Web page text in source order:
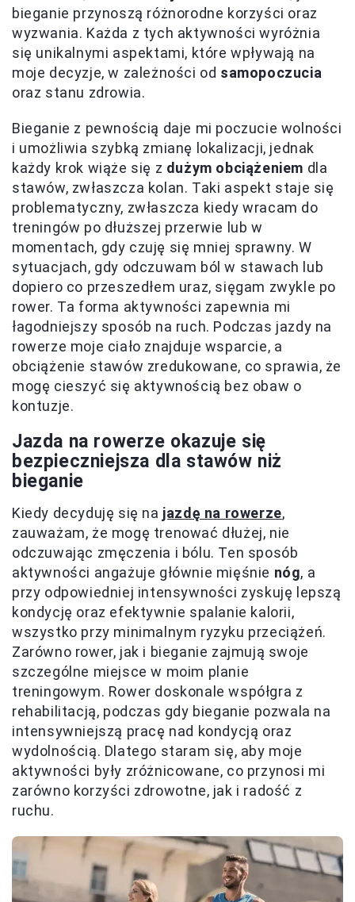
bieganie przynoszą różnorodne korzyści oraz
wyzwania. Każda z tych aktywności wyróżnia
się unikalnymi aspektami, które wpływają na
moje decyzje, w zależności od samopoczucia
oraz stanu zdrowia.
Bieganie z pewnością daje mi poczucie wolności
i umożliwia szybką zmianę lokalizacji, jednak
każdy krok wiąże się z dużym obciążeniem dla
stawów, zwłaszcza kolan. Taki aspekt staje się
problematyczny, zwłaszcza kiedy wracam do
treningów po dłuższej przerwie lub w
momentach, gdy czuję się mniej sprawny. W
sytuacjach, gdy odczuwam ból w stawach lub
dopiero co przeszedłem uraz, sięgam zwykle po
rower. Ta forma aktywności zapewnia mi
łagodniejszy sposób na ruch. Podczas jazdy na
rowerze moje ciało znajduje wsparcie, a
obciążenie stawów zredukowane, co sprawia, że
mogę cieszyć się aktywnością bez obaw o
kontuzje.
Jazda na rowerze okazuje się
bezpieczniejsza dla stawów niż
bieganie
Kiedy decyduję się na jazdę na rowerze,
zauważam, że mogę trenować dłużej, nie
odczuwając zmęczenia i bólu. Ten sposób
aktywności angażuje głównie mięśnie nóg, a
przy odpowiedniej intensywności zyskuję lepszą
kondycję oraz efektywnie spalanie kalorii,
wszystko przy minimalnym ryzyku przeciążeń.
Zarówno rower, jak i bieganie zajmują swoje
szczególne miejsce w moim planie
treningowym. Rower doskonale współgra z
rehabilitacją, podczas gdy bieganie pozwala na
intensywniejszą pracę nad kondycją oraz
wydolnością. Dlatego staram się, aby moje
aktywności były zróżnicowane, co przynosi mi
zarówno korzyści zdrowotne, jak i radość z
ruchu.